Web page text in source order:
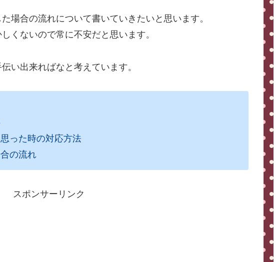
場合の流れについて書いていきたいと思います。
くないので常に不安だと思います。
い出来ればなと考えています。
った時の対応方法
の流れ
スポンサーリンク